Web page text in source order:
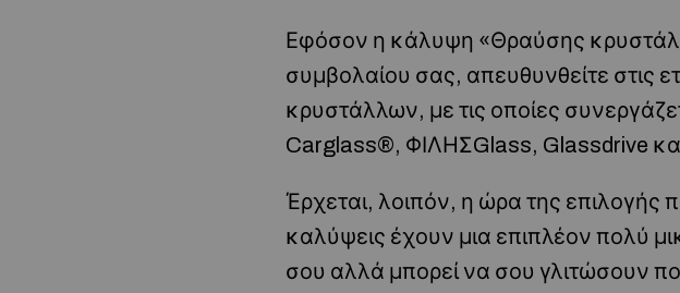
Εφόσον η κάλυψη «Θραύσης
συμβολαίου σας, απευθυνθείτε στις
κρυστάλλων, με τις οποίες
Carglass®, ΦΙΛΗΣGlass, Glassdrive
Έρχεται, λοιπόν, η ώρα της επιλογής
καλύψεις έχουν μια επιπλέον πολύ
σου αλλά μπορεί να σου γλιτώσουν